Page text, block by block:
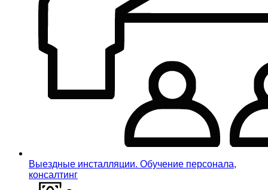
Выездные инсталляции. Обучение персонала,
консалтинг